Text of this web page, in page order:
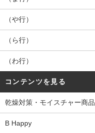
（や行）
（ら行）
（わ行）
コンテンツを見る
乾燥対策・モイスチャー商品
B Happy